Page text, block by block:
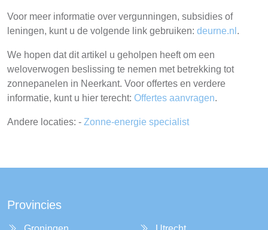
Voor meer informatie over vergunningen, subsidies of
leningen, kunt u de volgende link gebruiken: deurne.nl .
We hopen dat dit artikel u geholpen heeft om een
weloverwogen beslissing te nemen met betrekking tot
zonnepanelen in Neerkant. Voor offertes en verdere
informatie, kunt u hier terecht: Offertes aanvragen.
Andere locaties: - Zonne-energie specialist
Provincies